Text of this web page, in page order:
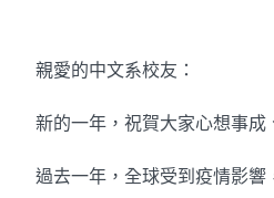
親愛的中文系校友：
新的一年，祝賀大家心想事成
過去一年，全球受到疫情影